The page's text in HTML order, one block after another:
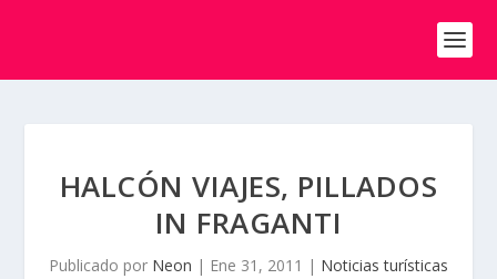
HALCÓN VIAJES, PILLADOS
IN FRAGANTI
Publicado por Neon | Ene 31, 2011 | Noticias turísticas